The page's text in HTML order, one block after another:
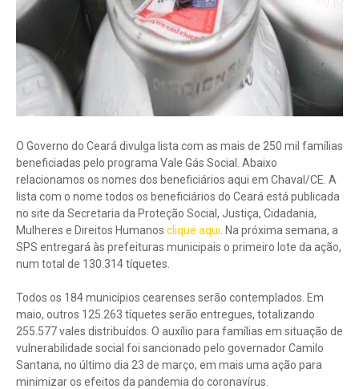
O Governo do Ceará divulga lista com as mais de 250 mil famílias
beneficiadas pelo programa Vale Gás Social. Abaixo
relacionamos os nomes dos beneficiários aqui em Chaval/CE. A
lista com o nome todos os beneficiários do Ceará está publicada
no site da Secretaria da Proteção Social, Justiça, Cidadania,
Mulheres e Direitos Humanos clique aqui . Na próxima semana, a
SPS entregará às prefeituras municipais o primeiro lote da ação,
num total de 130.314 tíquetes.
Todos os 184 municípios cearenses serão contemplados. Em
maio, outros 125.263 tíquetes serão entregues, totalizando
255.577 vales distribuídos. O auxílio para famílias em situação de
vulnerabilidade social foi sancionado pelo governador Camilo
Santana, no último dia 23 de março, em mais uma ação para
minimizar os efeitos da pandemia do coronavírus.